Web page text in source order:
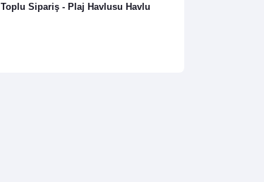
Toplu Sipariş - Plaj Havlusu Havlu